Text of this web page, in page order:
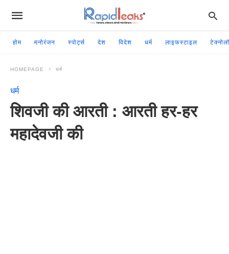
होम मनोरंजन स्पोर्ट्स देश विदेश धर्म लाइफस्टाइल
HOMEPAGE धर्म
धर्म
शिवजी की आरती : आरती हर-हर
महादेवजी की